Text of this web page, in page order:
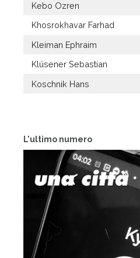
L'ultimo numero
Kebo Ozren
Khosrokhavar Farhad
Kleiman Ephraim
Klüsener Sebastian
Koschnik Hans